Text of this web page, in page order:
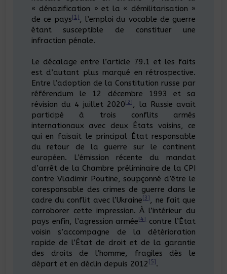
« dénazification » et la « démilitarisation »
de ce pays [1], l’emploi du vocable de guerre
étant susceptible de constituer une
infraction pénale.
Le décalage entre l’article 79.1 et les faits
est d’autant plus marqué en rétrospective.
Entre l’adoption de la Constitution russe par
référendum le 12 décembre 1993 et sa
révision du 4 juillet 2020 [2] , la Russie avait
participé à trois conflits armés
internationaux avec deux États voisins, ce
qui en faisait le principal État responsable
du retour de la guerre sur le continent
européen. L’émission récente du mandat
d’arrêt de la Chambre préliminaire de la CPI
contre Vladimir Poutine, soupçonné d’être le
coresponsable des crimes de guerre dans le
cadre du conflit avec l’Ukraine [3] , ne fait que
corroborer cette impression. À l’intérieur du
pays enfin, l’agression armée [4]
contre l’État
voisin s’accompagne de la détérioration
rapide de l’État de droit et de la garantie
des droits de l’homme, fragiles dès le
départ et en déclin depuis 2012 [5].